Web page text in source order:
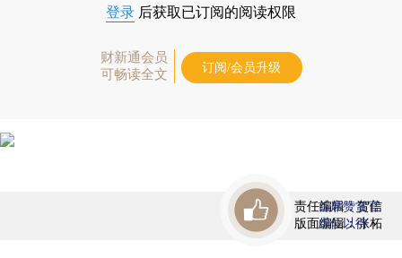
登录 后获取已订阅的阅读权限
财新通会员
可畅读全文
订阅/会员升级
责任编辑：贺信
版面编辑：张柘
首席赞赏官
虚位以待